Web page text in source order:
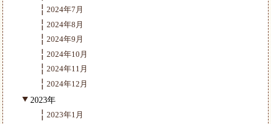
2024年7月
2024年8月
2024年9月
2024年10月
2024年11月
2024年12月
2023年
2023年1月